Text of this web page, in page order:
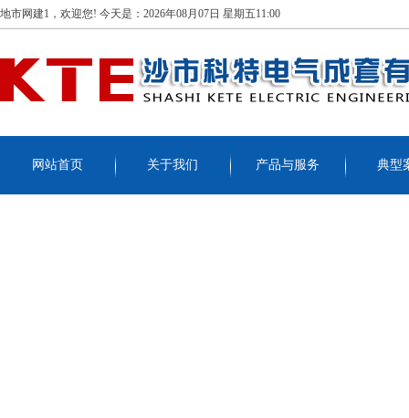
地市网建1，欢迎您! 今天是： 2026年08月07日 星期五11:00
网站首页 关于我们 产品与服务 典型